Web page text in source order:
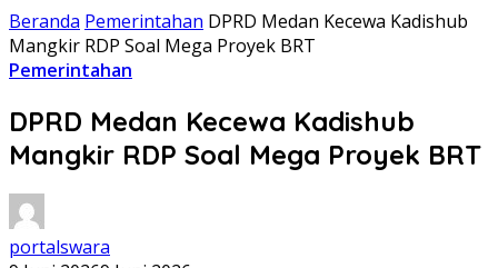
Beranda Pemerintahan DPRD Medan Kecewa Kadishub
Mangkir RDP Soal Mega Proyek BRT
Pemerintahan
DPRD Medan Kecewa Kadishub
Mangkir RDP Soal Mega Proyek BRT
portalswara